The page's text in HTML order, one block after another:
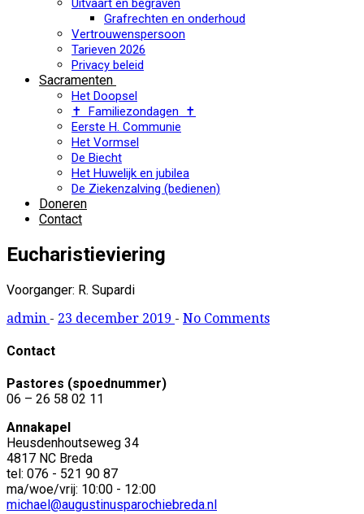
Uitvaart en begraven
Grafrechten en onderhoud
Vertrouwenspersoon
Tarieven 2026
Privacy beleid
Sacramenten
Het Doopsel
✝ Familiezondagen ✝
Eerste H. Communie
Het Vormsel
De Biecht
Het Huwelijk en jubilea
De Ziekenzalving (bedienen)
Doneren
Contact
Eucharistieviering
Voorganger: R. Supardi
admin - 23 december 2019 - No Comments
Contact
Pastores (spoednummer)
06 – 26 58 02 11
Annakapel
Heusdenhoutseweg 34
4817 NC Breda
tel: 076 - 521 90 87
ma/woe/vrij: 10:00 - 12:00
michael@augustinusparochiebreda.nl